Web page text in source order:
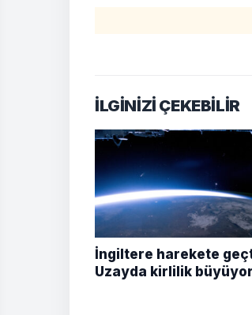
İLGİNİZİ ÇEKEBİLİR
İngiltere harekete
Uzayda kirlilik büyüyor